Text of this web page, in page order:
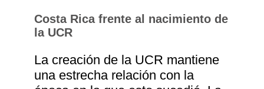
Costa Rica frente al nacimiento de
la UCR
La creación de la UCR mantiene
una estrecha relación con la